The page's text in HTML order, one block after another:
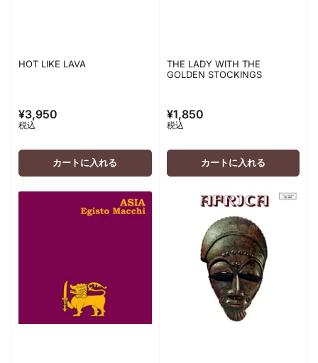
HOT LIKE LAVA
通
常
価
¥3,950
税込
カートに入れる
THE LADY WITH THE
GOLDEN STOCKINGS
通
常
価
¥1,850
税込
カートに入れる